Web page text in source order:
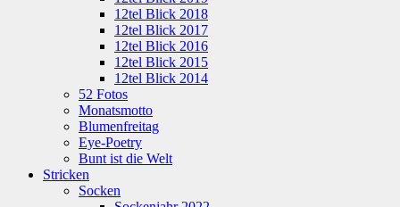
12tel Blick 2018
12tel Blick 2017
12tel Blick 2016
12tel Blick 2015
12tel Blick 2014
52 Fotos
Monatsmotto
Blumenfreitag
Eye-Poetry
Bunt ist die Welt
Stricken
Socken